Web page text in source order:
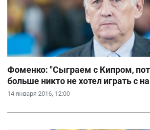
14 января 2016, 12:00
Фоменко: "Сыграем с Кипром,
больше никто не хотел играть с